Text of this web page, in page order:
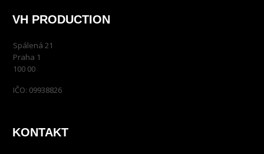
VH PRODUCTION
Spálená 21
Praha 1
100 00
IČO: 09938826
KONTAKT